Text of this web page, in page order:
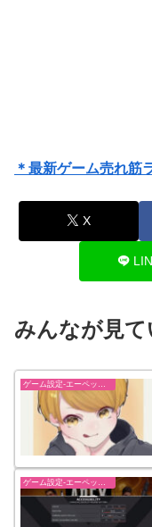
＊最新ゲーム売れ筋
X
みんなが見
ゲーム設定-エーペックスレジェンズ【apex-legends】